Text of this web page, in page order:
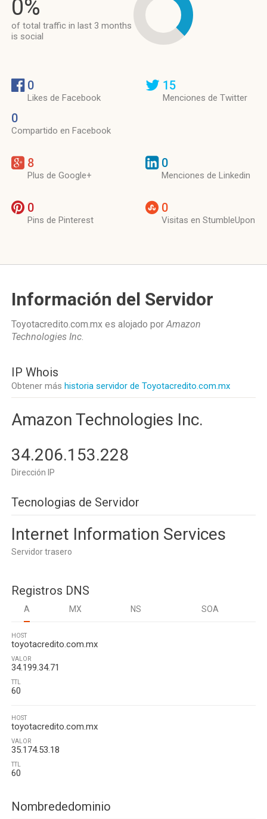
0%
of total traffic in last 3 months
is social
0
Likes de Facebook
0
Compartido en Facebook
15
Menciones de Twitter
8
Plus de Google+
0
Menciones de Linkedin
0
Pins de Pinterest
0
Visitas en StumbleUpon
Información del Servidor
Toyotacredito.com.mx es alojado porAmazon
Technologies Inc.
IP Whois
Obtener más historia servidor de Toyotacredito.com.mx
Amazon Technologies Inc.
34.206.153.228
Dirección IP
Tecnologias de Servidor
Internet Information Services
Servidor trasero
Registros DNS
A MX NS SOA
HOST
toyotacredito.com.mx
VALOR
34.199.34.71
TTL
60
HOST
toyotacredito.com.mx
VALOR
35.174.53.18
TTL
60
Nombrededominio